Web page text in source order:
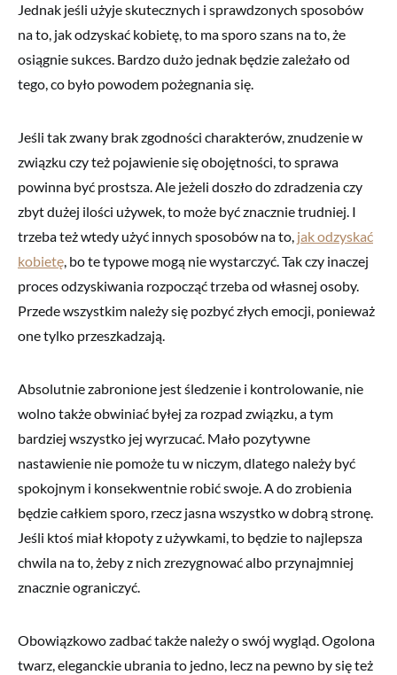
Jednak jeśli użyje skutecznych i sprawdzonych sposobów
na to, jak odzyskać kobietę, to ma sporo szans na to, że
osiągnie sukces. Bardzo dużo jednak będzie zależało od
tego, co było powodem pożegnania się.
Jeśli tak zwany brak zgodności charakterów, znudzenie w
związku czy też pojawienie się obojętności, to sprawa
powinna być prostsza. Ale jeżeli doszło do zdradzenia czy
zbyt dużej ilości używek, to może być znacznie trudniej. I
trzeba też wtedy użyć innych sposobów na to, jak odzyskać
kobietę, bo te typowe mogą nie wystarczyć. Tak czy inaczej
proces odzyskiwania rozpocząć trzeba od własnej osoby.
Przede wszystkim należy się pozbyć złych emocji, ponieważ
one tylko przeszkadzają.
Absolutnie zabronione jest śledzenie i kontrolowanie, nie
wolno także obwiniać byłej za rozpad związku, a tym
bardziej wszystko jej wyrzucać. Mało pozytywne
nastawienie nie pomoże tu w niczym, dlatego należy być
spokojnym i konsekwentnie robić swoje. A do zrobienia
będzie całkiem sporo, rzecz jasna wszystko w dobrą stronę.
Jeśli ktoś miał kłopoty z używkami, to będzie to najlepsza
chwila na to, żeby z nich zrezygnować albo przynajmniej
znacznie ograniczyć.
Obowiązkowo zadbać także należy o swój wygląd. Ogolona
twarz, eleganckie ubrania to jedno, lecz na pewno by się też